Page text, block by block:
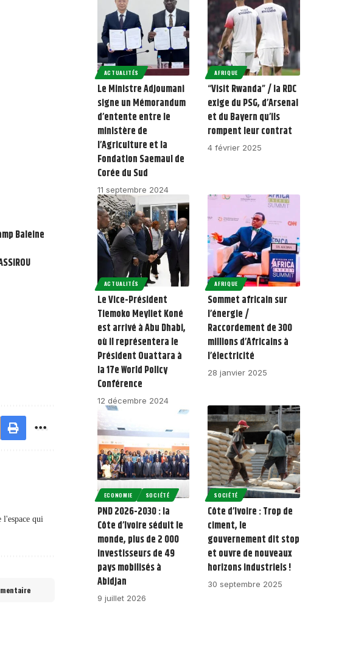
Baleine
l'espace qui
ACTUALITÉS
Le Ministre Adjoumani
signe un Mémorandum
d’entente entre le
ministère de
l’Agriculture et la
Fondation Saemaul de
Corée du Sud
11 septembre 2024
AFRIQUE
“Visit Rwanda” / la RDC
exige du PSG, d’Arsenal
et du Bayern qu’ils
rompent leur contrat
4 février 2025
ACTUALITÉS
Le Vice-Président
Tiemoko Meyliet Koné
est arrivé à Abu Dhabi,
où il représentera le
Président Ouattara à
la 17e World Policy
Conférence
12 décembre 2024
AFRIQUE
Sommet africain sur
l’énergie /
Raccordement de 300
millions d’Africains à
l’électricité
28 janvier 2025
ECONOMIE SOCIÉTÉ
PND 2026-2030 : la
Côte d’Ivoire séduit le
monde, plus de 2 000
investisseurs de 49
pays mobilisés à
Abidjan
9 juillet 2026
SOCIÉTÉ
Côte d’Ivoire : Trop de
ciment, le
gouvernement dit stop
et ouvre de nouveaux
horizons industriels !
30 septembre 2025